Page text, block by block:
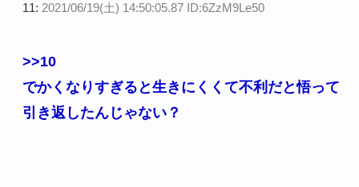
11: 2021/06/19(土) 14:50:05.87 ID:6ZzM9Le50
>>10
でかくなりすぎると生きにくくて不利だと悟って
引き返したんじゃない？